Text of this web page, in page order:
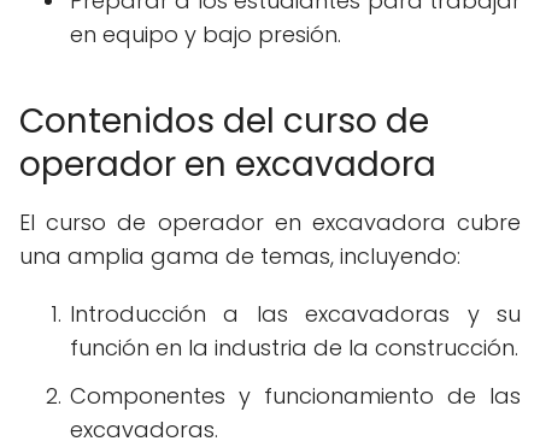
en equipo y bajo presión.
Contenidos del curso de
operador en excavadora
El curso de operador en excavadora cubre
una amplia gama de temas, incluyendo:
Introducción a las excavadoras y su
función en la industria de la construcción.
Componentes y funcionamiento de las
excavadoras.